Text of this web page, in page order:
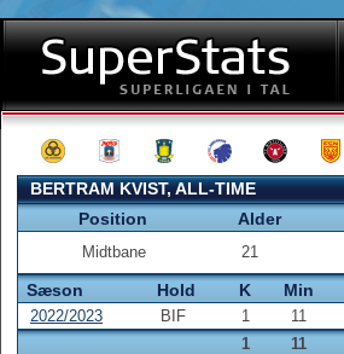
BERTRAM KVIST, ALL-TIME
Position
Alder
Midtbane 21
Sæson Hold K Min
2022/2023 BIF 1 11
1
11